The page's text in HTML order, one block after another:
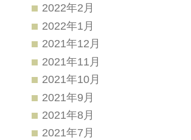
2022年2月
2022年1月
2021年12月
2021年11月
2021年10月
2021年9月
2021年8月
2021年7月